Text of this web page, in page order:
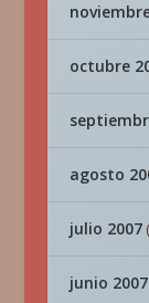
octubre
agosto
julio 2007
junio 2007